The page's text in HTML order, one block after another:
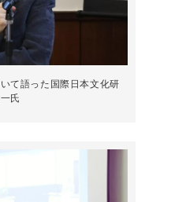
て語った国際日本文化研
氏